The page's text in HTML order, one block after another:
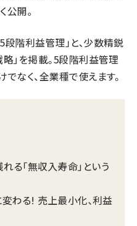
公開。
階利益管理」と、少数精鋭
」を掲載。5段階利益管理
なく、全業種で使えます。
る「無収入寿命」という
わる! 売上最小化、利益